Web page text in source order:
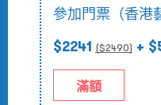
參加門票（香港
$2241 ($2490) +
滿額